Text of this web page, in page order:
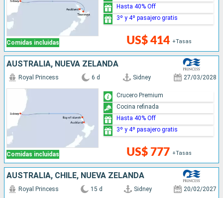
Comidas incluidas US$ 414 +Tasas
Hasta 40% Off
3º y 4º pasajero gratis
AUSTRALIA, NUEVA ZELANDA
Comidas incluidas
Royal Princess 6 d Sidney 27/03/2028
US$ 777 +Tasas
Crucero Premium
Cocina refinada
Hasta 40% Off
3º y 4º pasajero gratis
AUSTRALIA, CHILE, NUEVA ZELANDA
Royal Princess 15 d Sidney 20/02/2027